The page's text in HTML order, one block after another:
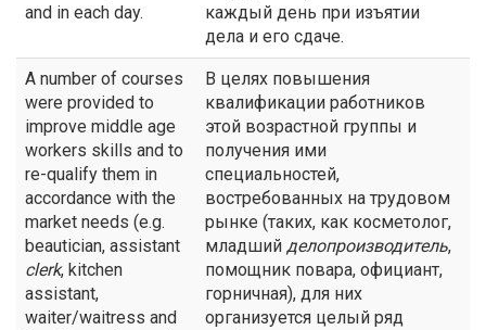
and in each day.
каждый день при изъятии
дела и его сдаче.
A number of courses
were provided to
improve middle age
workers skills and to
re-qualify them in
accordance with the
market needs (e.g.
beautician, assistant
clerk, kitchen
assistant,
waiter/waitress and
В целях повышения
квалификации работников
этой возрастной группы и
получения ими
специальностей,
востребованных на трудовом
рынке (таких, как косметолог,
младший делопроизводитель,
помощник повара, официант,
горничная), для них
организуется целый ряд